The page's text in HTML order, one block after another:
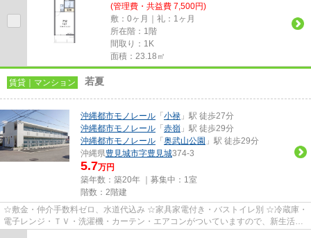
(管理費・共益費 7,500円)
敷：0ヶ月｜礼：1ヶ月
所在階：1階
間取り：1K
面積：23.18㎡
賃貸｜マンション 若夏
沖縄都市モノレール 「 小禄 」駅 徒歩27分
沖縄都市モノレール 「 赤嶺 」駅 徒歩29分
沖縄都市モノレール 「 奥武山公園 」駅 徒歩29分
沖縄県豊見城市字豊見城374-3
5.7万円
築年数：築20年 ｜募集中： 1室
階数：2階建
☆敷金・仲介手数料ゼロ、水道代込み ☆家具家電付き・バストイレ別 ☆冷蔵庫・
電子レンジ・ＴＶ・洗濯機・カーテン・エアコンがついていますので、新生活が